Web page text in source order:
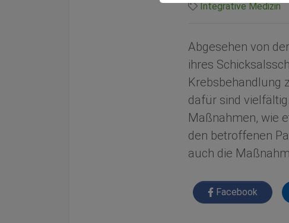
Integrative Medizin
Abgesehen von
ihres
Krebsbehandlung
dafür sind
Maßnahmen, wie
den betroffenen
auch die
Facebook